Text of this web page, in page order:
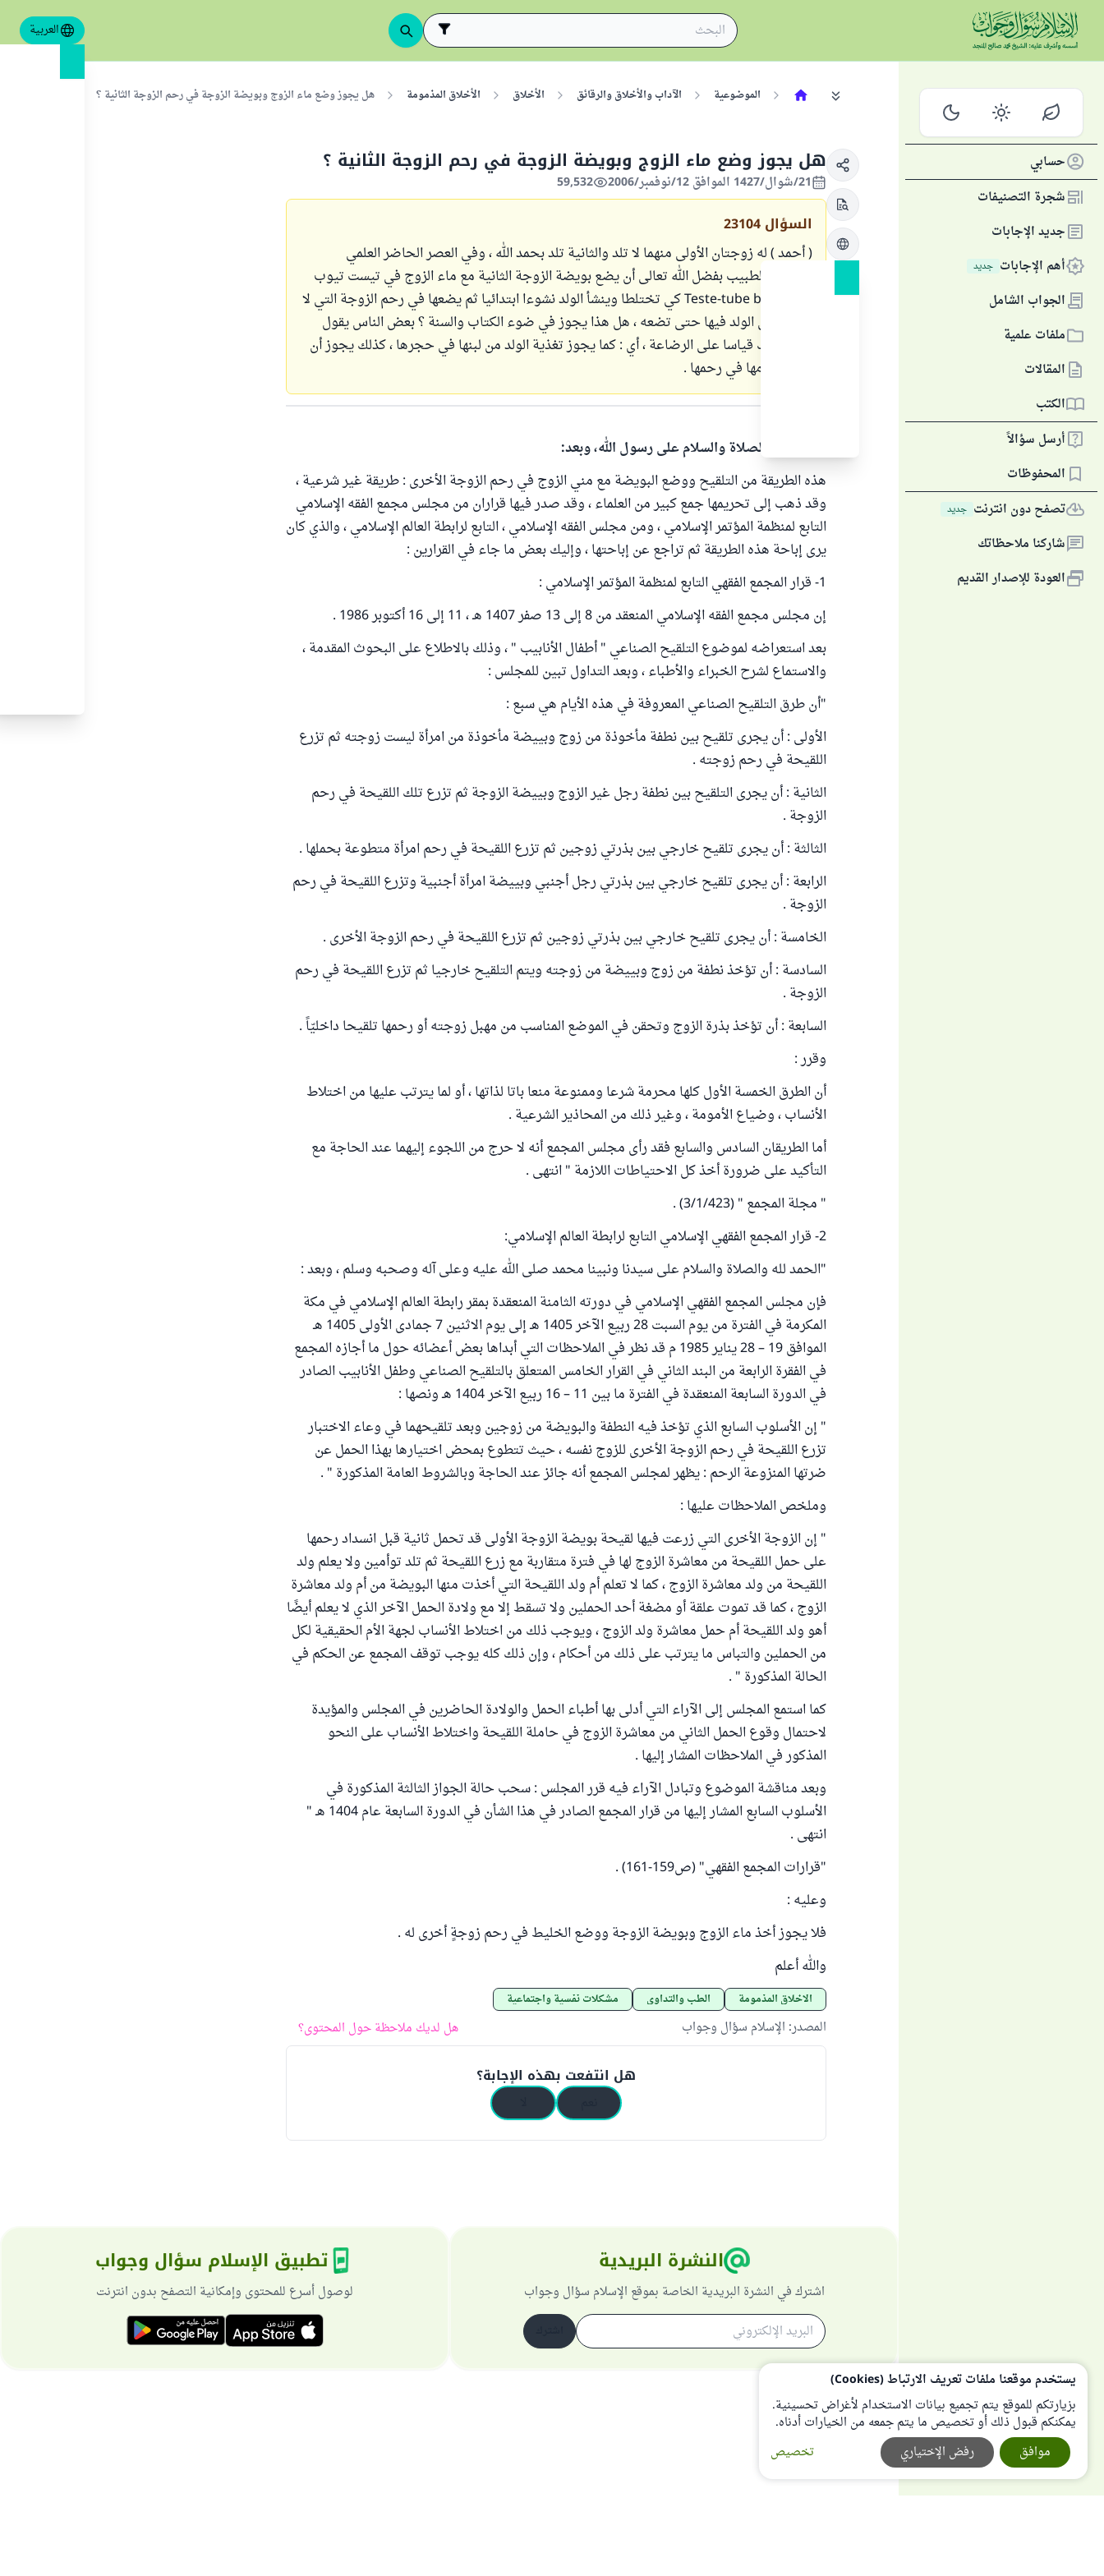
العربية
حسابي
شجرة التصنيفات
جديد الإجابات
أهم الإجابات جديد
الجواب الشامل
ملفات علمية
المقالات
الكتب
أرسل سؤالاً
المحفوظات
تصفح دون انترنت جديد
شاركنا ملاحظاتك
العودة للإصدار القديم
الموضوعية الآداب والأخلاق والرقائق الأخلاق الأخلاق المذمومة هل يجوز وضع ماء الزوج وبويضة الزوجة في رحم الزوجة الثانية ؟
هل يجوز وضع ماء الزوج وبويضة الزوجة في رحم الزوجة الثانية ؟
21/شوال/1427 الموافق 12/نوفمبر/2006 59,532
السؤال 23104
( أحمد ) له زوجتان الأولى منهما لا تلد والثانية تلد بحمد الله ، وفي العصر الحاضر العلمي
يستطيع الطبيب بفضل الله تعالى أن يضع بويضة الزوجة الثانية مع ماء الزوج في تيست تيوب
بيبي Teste-tube baby كي تختلطا وينشأ الولد نشوءا ابتدائيا ثم يضعها في رحم الزوجة التي لا
تلد ليتربى الولد فيها حتى تضعه ، هل هذا يجوز في ضوء الكتاب والسنة ؟ بعض الناس يقول
بجواز ذلك قياسا على الرضاعة ، أي : كما يجوز تغذية الولد من لبنها في حجرها ، كذلك يجوز أن
يتغذى بدمها في رحمها .
الحمد لله والصلاة والسلام على رسول الله، وبعد:
هذه الطريقة من التلقيح ووضع البويضة مع مني الزوج في رحم الزوجة الأخرى : طريقة غير شرعية ،
وقد ذهب إلى تحريمها جمع كبير من العلماء ، وقد صدر فيها قراران من مجلس مجمع الفقه الإسلامي
التابع لمنظمة المؤتمر الإسلامي ، ومن مجلس الفقه الإسلامي ، التابع لرابطة العالم الإسلامي ، والذي كان
يرى إباحة هذه الطريقة ثم تراجع عن إباحتها ، وإليك بعض ما جاء في القرارين :
1- قرار المجمع الفقهي التابع لمنظمة المؤتمر الإسلامي :
إن مجلس مجمع الفقه الإسلامي المنعقد من 8 إلى 13 صفر 1407 هـ ، 11 إلى 16 أكتوبر 1986 .
بعد استعراضه لموضوع التلقيح الصناعي " أطفال الأنابيب " ، وذلك بالاطلاع على البحوث المقدمة ،
والاستماع لشرح الخبراء والأطباء ، وبعد التداول تبين للمجلس :
"أن طرق التلقيح الصناعي المعروفة في هذه الأيام هي سبع :
الأولى : أن يجرى تلقيح بين نطفة مأخوذة من زوج وبييضة مأخوذة من امرأة ليست زوجته ثم تزرع
اللقيحة في رحم زوجته .
الثانية : أن يجرى التلقيح بين نطفة رجل غير الزوج وبييضة الزوجة ثم تزرع تلك اللقيحة في رحم
الزوجة .
الثالثة : أن يجرى تلقيح خارجي بين بذرتي زوجين ثم تزرع اللقيحة في رحم امرأة متطوعة بحملها .
الرابعة : أن يجرى تلقيح خارجي بين بذرتي رجل أجنبي وبييضة امرأة أجنبية وتزرع اللقيحة في رحم
الزوجة .
الخامسة : أن يجرى تلقيح خارجي بين بذرتي زوجين ثم تزرع اللقيحة في رحم الزوجة الأخرى .
السادسة : أن تؤخذ نطفة من زوج وبييضة من زوجته ويتم التلقيح خارجيا ثم تزرع اللقيحة في رحم
الزوجة .
السابعة : أن تؤخذ بذرة الزوج وتحقن في الموضع المناسب من مهبل زوجته أو رحمها تلقيحا داخليّاً .
وقرر :
أن الطرق الخمسة الأول كلها محرمة شرعا وممنوعة منعا باتا لذاتها ، أو لما يترتب عليها من اختلاط
الأنساب ، وضياع الأمومة ، وغير ذلك من المحاذير الشرعية .
أما الطريقان السادس والسابع فقد رأى مجلس المجمع أنه لا حرج من اللجوء إليهما عند الحاجة مع
التأكيد على ضرورة أخذ كل الاحتياطات اللازمة " انتهى .
" مجلة المجمع " (3/1/423) .
2- قرار المجمع الفقهي الإسلامي التابع لرابطة العالم الإسلامي:
"الحمد لله والصلاة والسلام على سيدنا ونبينا محمد صلى الله عليه وعلى آله وصحبه وسلم ، وبعد :
فإن مجلس المجمع الفقهي الإسلامي في دورته الثامنة المنعقدة بمقر رابطة العالم الإسلامي في مكة
المكرمة في الفترة من يوم السبت 28 ربيع الآخر 1405 هـ إلى يوم الاثنين 7 جمادى الأولى 1405 هـ
الموافق 19 – 28 يناير 1985 م قد نظر في الملاحظات التي أبداها بعض أعضائه حول ما أجازه المجمع
في الفقرة الرابعة من البند الثاني في القرار الخامس المتعلق بالتلقيح الصناعي وطفل الأنابيب الصادر
في الدورة السابعة المنعقدة في الفترة ما بين 11 – 16 ربيع الآخر 1404 هـ ونصها :
" إن الأسلوب السابع الذي تؤخذ فيه النطفة والبويضة من زوجين وبعد تلقيحهما في وعاء الاختبار
تزرع اللقيحة في رحم الزوجة الأخرى للزوج نفسه ، حيث تتطوع بمحض اختيارها بهذا الحمل عن
ضرتها المنزوعة الرحم : يظهر لمجلس المجمع أنه جائز عند الحاجة وبالشروط العامة المذكورة " .
وملخص الملاحظات عليها :
" إن الزوجة الأخرى التي زرعت فيها لقيحة بويضة الزوجة الأولى قد تحمل ثانية قبل انسداد رحمها
على حمل اللقيحة من معاشرة الزوج لها في فترة متقاربة مع زرع اللقيحة ثم تلد توأمين ولا يعلم ولد
اللقيحة من ولد معاشرة الزوج ، كما لا تعلم أم ولد اللقيحة التي أخذت منها البويضة من أم ولد معاشرة
الزوج ، كما قد تموت علقة أو مضغة أحد الحملين ولا تسقط إلا مع ولادة الحمل الآخر الذي لا يعلم أيضًا
أهو ولد اللقيحة أم حمل معاشرة ولد الزوج ، ويوجب ذلك من اختلاط الأنساب لجهة الأم الحقيقية لكل
من الحملين والتباس ما يترتب على ذلك من أحكام ، وإن ذلك كله يوجب توقف المجمع عن الحكم في
الحالة المذكورة " .
كما استمع المجلس إلى الآراء التي أدلى بها أطباء الحمل والولادة الحاضرين في المجلس والمؤيدة
لاحتمال وقوع الحمل الثاني من معاشرة الزوج في حاملة اللقيحة واختلاط الأنساب على النحو
المذكور في الملاحظات المشار إليها .
وبعد مناقشة الموضوع وتبادل الآراء فيه قرر المجلس : سحب حالة الجواز الثالثة المذكورة في
الأسلوب السابع المشار إليها من قرار المجمع الصادر في هذا الشأن في الدورة السابعة عام 1404 هـ "
انتهى .
"قرارات المجمع الفقهي" (ص159-161) .
وعليه :
فلا يجوز أخذ ماء الزوج وبويضة الزوجة ووضع الخليط في رحم زوجةٍ أخرى له .
والله أعلم
الأخلاق المذمومة الطب والتداوي مشكلات نفسية واجتماعية
المصدر: الإسلام سؤال وجواب هل لديك ملاحظة حول المحتوى؟
هل انتفعت بهذه الإجابة؟
النشرة البريدية
اشترك في النشرة البريدية الخاصة بموقع الإسلام سؤال وجواب
تطبيق الإسلام سؤال وجواب
لوصول أسرع للمحتوى وإمكانية التصفح بدون انترنت
يستخدم موقعنا ملفات تعريف الارتباط (Cookies)
بزيارتكم للموقع يتم تجميع بيانات الاستخدام لأغراض تحسينية.
يمكنكم قبول ذلك أو تخصيص ما يتم جمعه من الخيارات أدناه.
تخصيص
رفض الإختياري موافق